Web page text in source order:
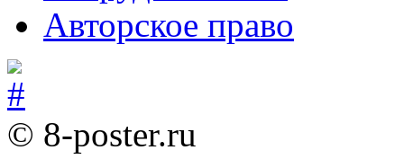
Авторское право
© 8-poster.ru